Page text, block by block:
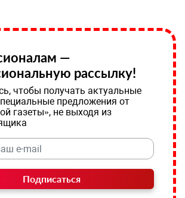
—
рассылку!
чтобы получать актуальные
предложения от
газеты», не выходя из
Подписаться